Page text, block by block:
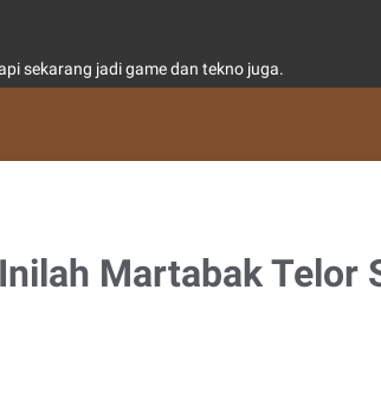
sekarang jadi game dan tekno juga.
Martabak Telor